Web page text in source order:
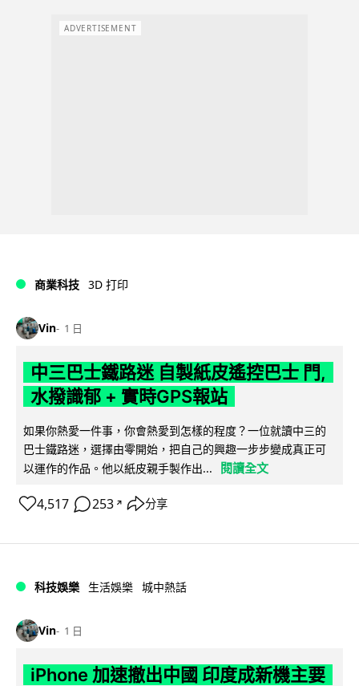
ADVERTISEMENT
商業科技 3D 打印
Vin 1 日
中三巴士鐵路迷 自製紙皮遙控巴士 門,
水撥識郁 + 實時GPS報站
如果你熱愛一件事，你會熱愛到怎樣的程度？一位就讀中三的
巴士鐵路迷，選擇由零開始，把自己的興趣一步步變成真正可
以運作的作品。他以紙皮親手製作出...
閱讀全文
4,517 253 ↗ 分享
科技娛樂 生活娛樂 城中熱話
Vin 1 日
iPhone 加速撤出中國 印度成新機主要